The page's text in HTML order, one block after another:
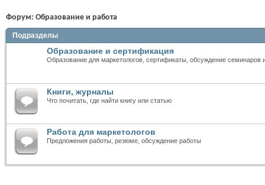
Форум: Образование и работа
Подразделы
Образование и сертификация
Образование для маркетологов, сертификаты, обсуждение семинаров
Книги, журналы
Что почитать, где найти книгу или статью
Работа для маркетологов
Предложения работы, резюме, обсуждение работы